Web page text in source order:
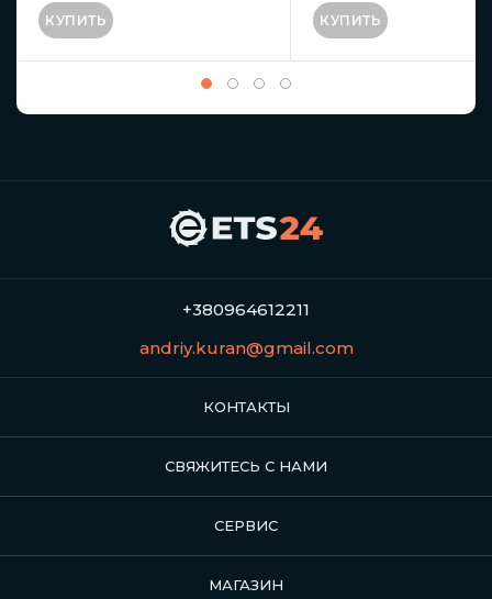
КУПИТЬ КУПИТЬ
+380964612211
andriy.kuran@gmail.com
КОНТАКТЫ
СВЯЖИТЕСЬ С НАМИ
СЕРВИС
МАГАЗИН